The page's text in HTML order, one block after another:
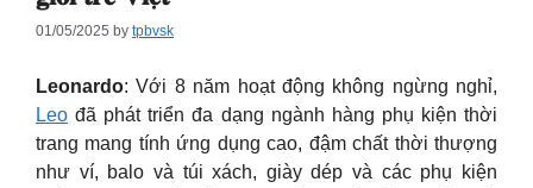
01/05/2025 by tpbvsk
Leonardo: Với 8 năm hoạt động không ngừng nghỉ,
Leo đã phát triển đa dạng ngành hàng phụ kiện thời
trang mang tính ứng dụng cao, đậm chất thời thượng
như ví, balo và túi xách, giày dép và các phụ kiện